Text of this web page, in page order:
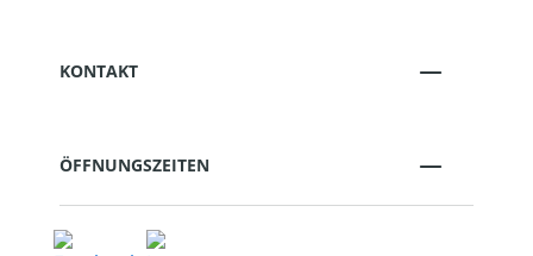
KONTAKT
ÖFFNUNGSZEITEN